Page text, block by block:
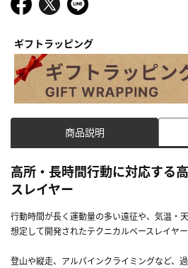
ギフトラッピング
商品説明
高所・長時間行動に対応する
スレイヤー
行動時間が長く運動量の多い遠征や、気温・
想定して開発されたテクニカルベースレイヤー
登山や縦走、アルパインクライミングなど、